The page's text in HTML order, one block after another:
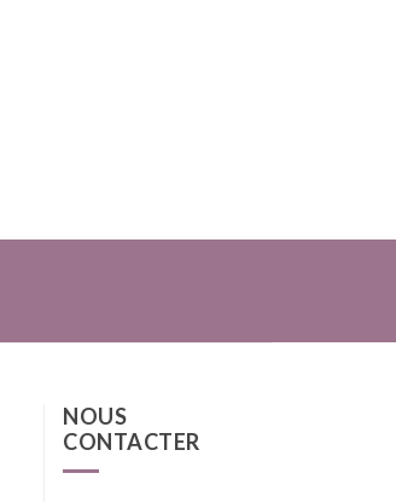
NOUS
CONTACTER